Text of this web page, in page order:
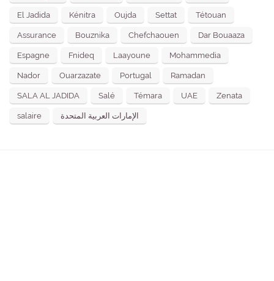
El Jadida Kénitra Oujda Settat Tétouan
Assurance Bouznika Chefchaouen Dar Bouaaza
Espagne Fnideq Laayoune Mohammedia
Nador Ouarzazate Portugal Ramadan
SALA AL JADIDA Salé Témara UAE Zenata
salaire الإمارات العربية المتحدة